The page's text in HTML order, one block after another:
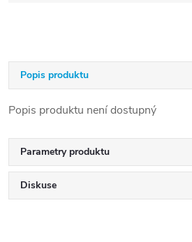
Popis produktu
Popis produktu není dostupný
Parametry produktu
Diskuse